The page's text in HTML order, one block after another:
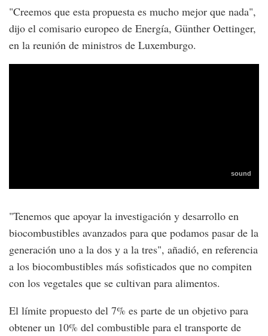
"Creemos que esta propuesta es mucho mejor que nada",
dijo el comisario europeo de Energía, Günther Oettinger,
en la reunión de ministros de Luxemburgo.
"Tenemos que apoyar la investigación y desarrollo en
biocombustibles avanzados para que podamos pasar de la
generación uno a la dos y a la tres", añadió, en referencia
a los biocombustibles más sofisticados que no compiten
con los vegetales que se cultivan para alimentos.
El límite propuesto del 7% es parte de un objetivo para
obtener un 10% del combustible para el transporte de